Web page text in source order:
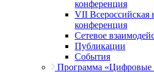
конференция
VII Всероссийская
конференция
Сетевое
Публикации
События
Программа «Цифровые